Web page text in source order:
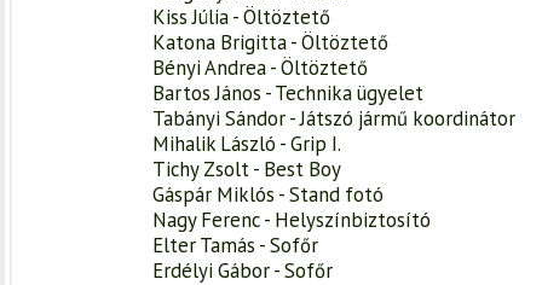
Kiss Júlia - Öltöztető
Katona Brigitta - Öltöztető
Bényi Andrea - Öltöztető
Bartos János - Technika ügyelet
Tabányi Sándor - Játszó jármű koordinátor
Mihalik László - Grip I.
Tichy Zsolt - Best Boy
Gáspár Miklós - Stand fotó
Nagy Ferenc - Helyszínbiztosító
Elter Tamás - Sofőr
Erdélyi Gábor - Sofőr